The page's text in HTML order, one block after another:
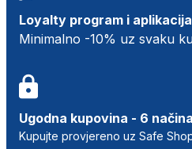
Loyalty program i aplikacija
Minimalno -10% uz svaku
Ugodna kupovina - 6
Kupujte provjereno uz Safe